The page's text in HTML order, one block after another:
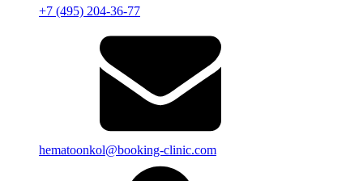
+7 (495) 204-36-77
hematoonkol@booking-clinic.com